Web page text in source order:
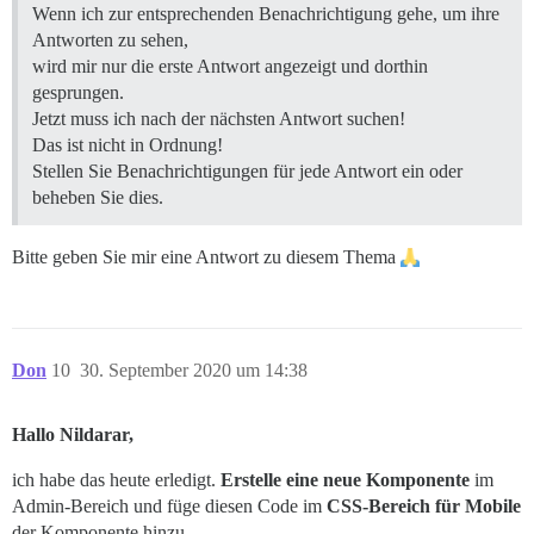
Wenn ich zur entsprechenden Benachrichtigung gehe, um ihre
Antworten zu sehen,
wird mir nur die erste Antwort angezeigt und dorthin
gesprungen.
Jetzt muss ich nach der nächsten Antwort suchen!
Das ist nicht in Ordnung!
Stellen Sie Benachrichtigungen für jede Antwort ein oder
beheben Sie dies.
Bitte geben Sie mir eine Antwort zu diesem Thema
Don 30. September 2020 um 14:38
10
Hallo Nildarar,
ich habe das heute erledigt. Erstelle eine neue Komponente im
Admin-Bereich und füge diesen Code im CSS-Bereich für Mobile